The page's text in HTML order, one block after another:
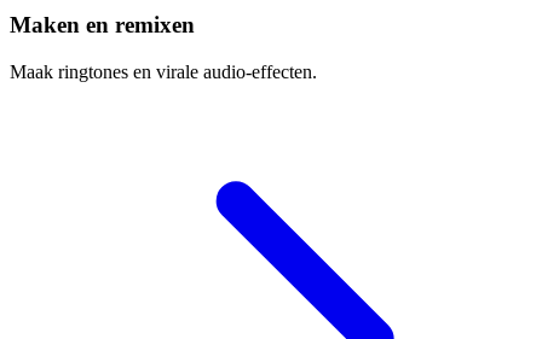
Maken en remixen
Maak ringtones en virale audio-effecten.